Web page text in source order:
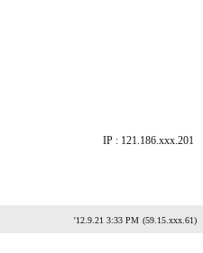
IP : 121.186.xxx.201
'12.9.21 3:33 PM (59.15.xxx.61)